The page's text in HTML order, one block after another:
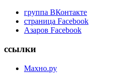
группа ВКонтакте
страница Facebook
Азаров Facebook
ссылки
Махно.ру